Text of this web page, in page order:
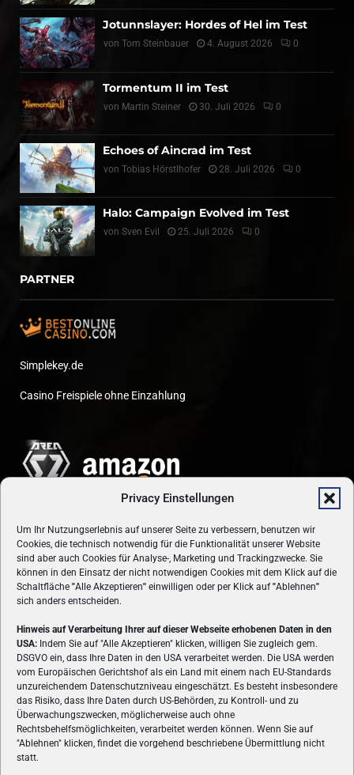
Privacy Einstellungen
Um Ihr Nutzungserlebnis auf unserer Seite zu verbessern, benutzen wir
Cookies, die technisch notwendig für die Funktionalität unserer Website
sind aber auch Cookies für Analyse-, Marketing und Trackingzwecke. Sie
können in den Einsatz der nicht notwendigen Cookies mit dem Klick auf die
Schaltfläche "Alle Akzeptieren" einwilligen oder per Klick auf"Ablehnen"
sich anders entscheiden.
Hinweis auf Verarbeitung Ihrer auf dieser Webseite erhobenen Daten in den
USA: Indem Sie auf "Alle Akzeptieren" klicken, willigen Sie zugleich gem.
DSGVO ein, dass Ihre Daten in den USA verarbeitet werden. Die USA werden
vom Europäischen Gerichtshof als ein Land mit einem nach EU-Standards
unzureichendem Datenschutzniveau eingeschätzt. Es besteht insbesondere
das Risiko, dass Ihre Daten durch US-Behörden, zu Kontroll- und zu
Überwachungszwecken, möglicherweise auch ohne
Rechtsbehelfsmöglichkeiten, verarbeitet werden können. Wenn Sie auf
"Ablehnen" klicken, findet die vorgehend beschriebene Übermittlung nicht
statt.
Jotunnslayer: Hordes of Hel im Test
von Tom Steinbauer 4. August 2026 0
Tormentum II im Test
von Martin Steiner 30. Juli 2026 0
Echoes of Aincrad im Test
von Tobias Hörstlhofer 28. Juli 2026 0
Halo: Campaign Evolved im Test
von Sven Evil 25. Juli 2026 0
PARTNER
Simplekey.de
Casino Freispiele ohne Einzahlung
ÜBER UNS
VON GAMERN, FÜR GAMER! Gamers.at ist das älteste Online-
Spielemagazin Österreichs und bringt täglich aktuelle News,
Reviews und Videos zu PC- und Konsolenspielen, Gaming-
Hardware und aus der Welt des e-Sport's.